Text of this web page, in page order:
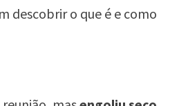
descobrir o que é e como